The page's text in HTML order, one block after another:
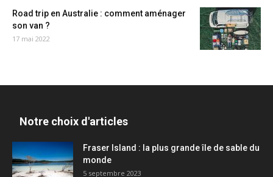
Road trip en Australie : comment aménager
son van ?
17 mai 2022
Notre choix d'articles
Fraser Island : la plus grande île de sable du
monde
5 septembre 2023